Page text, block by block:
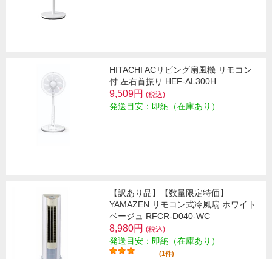
HITACHI ACリビング扇風機 リモコン
付 左右首振り HEF-AL300H
9,509円 (税込)
発送目安：即納（在庫あり）
【訳あり品】【数量限定特価】
YAMAZEN リモコン式冷風扇 ホワイト
ベージュ RFCR-D040-WC
8,980円 (税込)
発送目安：即納（在庫あり）
(1件)